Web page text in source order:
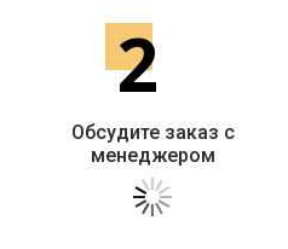
2
Обсудите заказ с
менеджером